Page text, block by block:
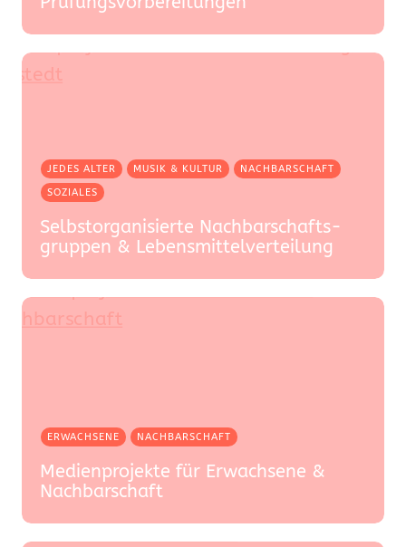
JEDES ALTER MUSIK & KULTUR
NACHBARSCHAFT
SOZIALES
Selbstorganisierte Nachbarschafts­­­­­­­­
gruppen & Lebensmittel­verteilung
ERWACHSENE NACHBARSCHAFT
Medienprojekte für Erwachsene &
Nachbarschaft